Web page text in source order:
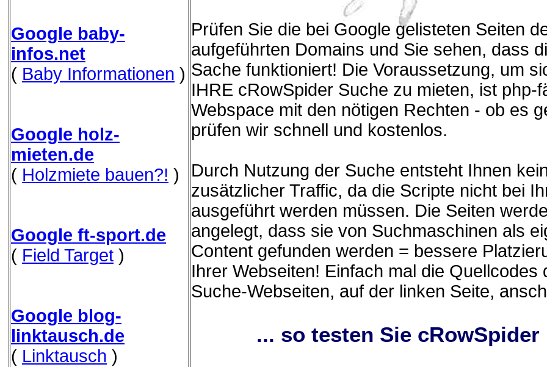
Google baby-
infos.net
( Baby Informationen )
Google holz-
mieten.de
( Holzmiete bauen?! )
Google ft-sport.de
( Field Target )
Google blog-
linktausch.de
( Linktausch )
Prüfen Sie die bei Google gelisteten Seiten
aufgeführten Domains und Sie sehen, dass
Sache funktioniert! Die Voraussetzung, um
IHRE cRowSpider Suche zu mieten, ist php-
Webspace mit den nötigen Rechten - ob es
prüfen wir schnell und kostenlos.
Durch Nutzung der Suche entsteht Ihnen
zusätzlicher Traffic, da die Scripte nicht bei
ausgeführt werden müssen. Die Seiten
angelegt, dass sie von Suchmaschinen als
Content gefunden werden = bessere
Ihrer Webseiten! Einfach mal die Quellcodes
Suche-Webseiten, auf der linken Seite,
... so testen Sie cRowSpider